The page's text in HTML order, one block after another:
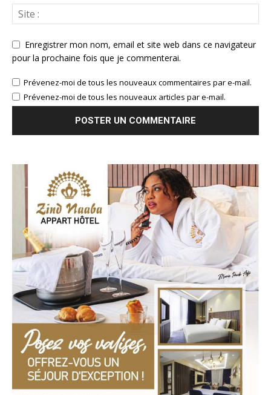
Enregistrer mon nom, email et site web dans ce navigateur
pour la prochaine fois que je commenterai.
Prévenez-moi de tous les nouveaux commentaires par e-mail.
Prévenez-moi de tous les nouveaux articles par e-mail.